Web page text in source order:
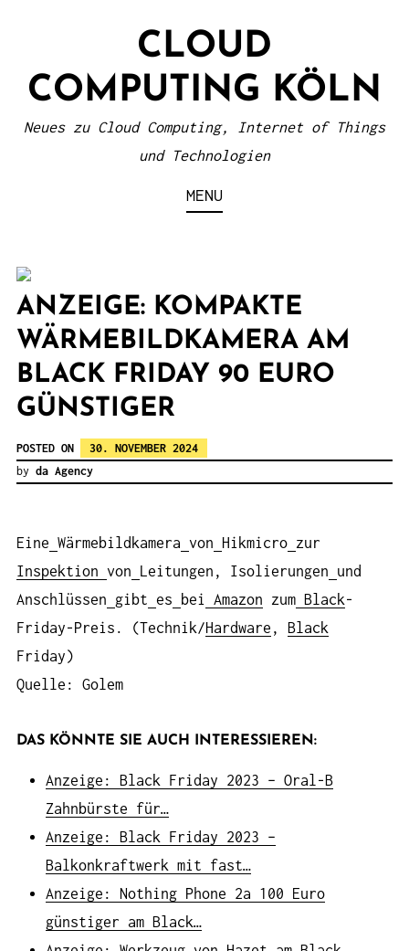
CLOUD
COMPUTING KÖLN
Neues zu Cloud Computing, Internet of Things
und Technologien
MENU
ANZEIGE: KOMPAKTE
WÄRMEBILDKAMERA AM
BLACK FRIDAY 90 EURO
GÜNSTIGER
POSTED ON
30. NOVEMBER 2024
by da Agency
Eine Wärmebildkamera von Hikmicro zur
Inspektion von Leitungen, Isolierungen
und
Anschlüssen
gibt es bei Amazon zum Black-
Friday-Preis. (Technik/Hardware , Black
Friday)
Quelle: Golem
DAS KÖNNTE SIE AUCH INTERESSIEREN:
Anzeige: Black Friday 2023 – Oral-B
Zahnbürste für…
Anzeige: Black Friday 2023 –
Balkonkraftwerk mit fast…
Anzeige: Nothing Phone 2a 100 Euro
günstiger am Black…